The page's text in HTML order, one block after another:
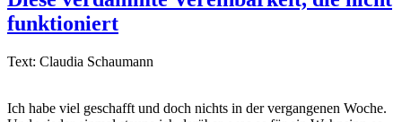
funktioniert
Text: Claudia Schaumann
Ich habe viel geschafft und doch nichts in der vergangenen Woche.